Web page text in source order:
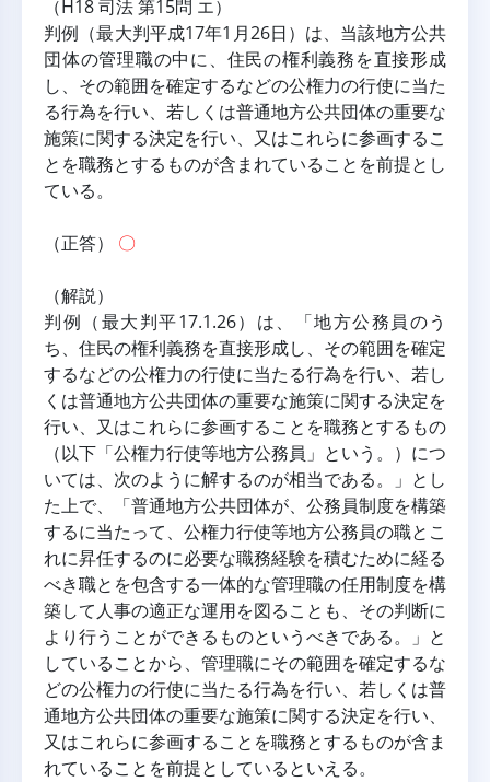
（H18 司法 第15問 エ）
判例（最大判平成17年1月26日）は、当該地方公共
団体の管理職の中に、住民の権利義務を直接形成
し、その範囲を確定するなどの公権力の行使に当た
る行為を行い、若しくは普通地方公共団体の重要な
施策に関する決定を行い、又はこれらに参画するこ
とを職務とするものが含まれていることを前提とし
ている。
（正答） 〇
（解説）
判例（最大判平17.1.26）は、「地方公務員のう
ち、住民の権利義務を直接形成し、その範囲を確定
するなどの公権力の行使に当たる行為を行い、若し
くは普通地方公共団体の重要な施策に関する決定を
行い、又はこれらに参画することを職務とするもの
（以下「公権力行使等地方公務員」という。）につ
いては、次のように解するのが相当である。」とし
た上で、「普通地方公共団体が、公務員制度を構築
するに当たって、公権力行使等地方公務員の職とこ
れに昇任するのに必要な職務経験を積むために経る
べき職とを包含する一体的な管理職の任用制度を構
築して人事の適正な運用を図ることも、その判断に
より行うことができるものというべきである。」と
していることから、管理職にその範囲を確定するな
どの公権力の行使に当たる行為を行い、若しくは普
通地方公共団体の重要な施策に関する決定を行い、
又はこれらに参画することを職務とするものが含ま
れていることを前提としているといえる。